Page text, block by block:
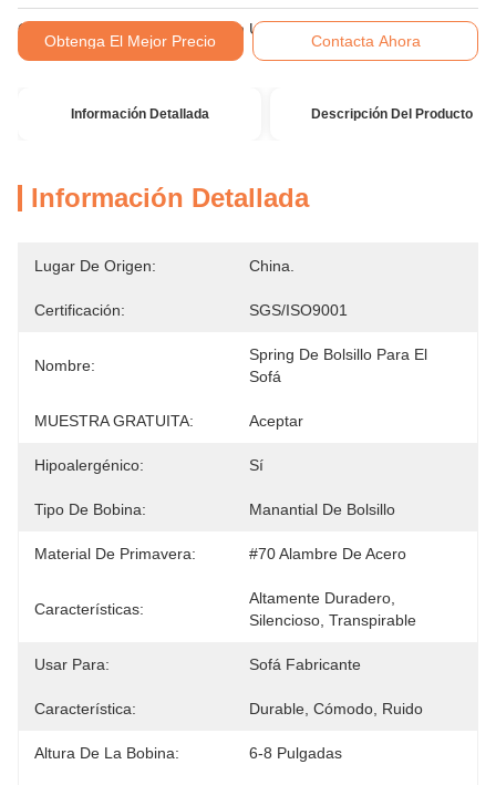
Condiciones De
Pago:
T / T, Western Union, dinero gram
Obtenga El Mejor Precio Contacta Ahora
Información Detallada Descripción Del Producto
Información Detallada
Lugar De Origen: China.
Certificación: SGS/ISO9001
Nombre:
Spring De Bolsillo Para El
Sofá
MUESTRA GRATUITA: Aceptar
Hipoalergénico: Sí
Tipo De Bobina: Manantial De Bolsillo
Material De Primavera: #70 Alambre De Acero
Características:
Altamente Duradero,
Silencioso, Transpirable
Usar Para: Sofá Fabricante
Característica: Durable, Cómodo, Ruido
Altura De La Bobina: 6-8 Pulgadas